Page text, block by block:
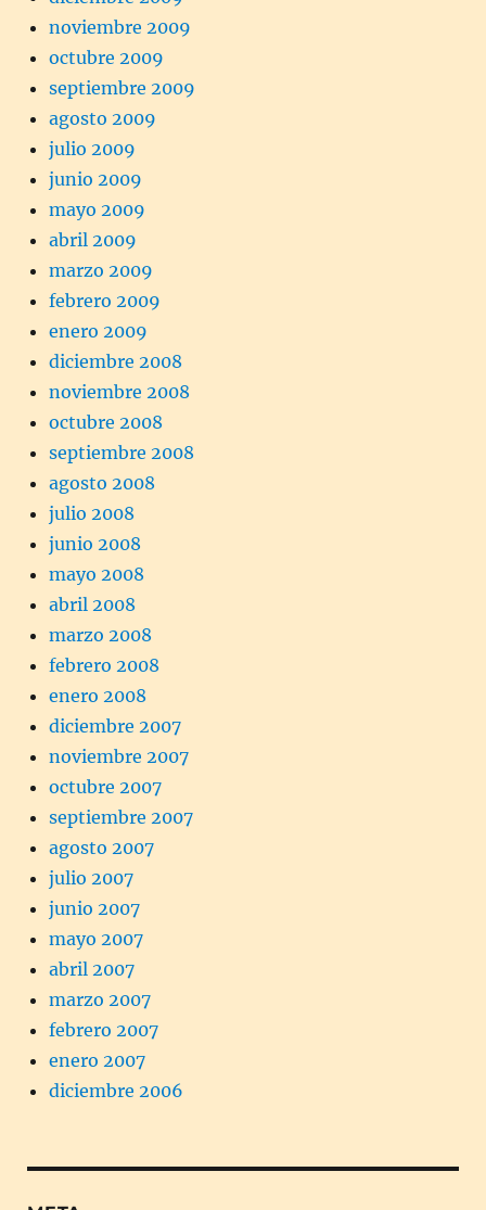
noviembre 2009
octubre 2009
septiembre 2009
agosto 2009
julio 2009
junio 2009
mayo 2009
abril 2009
marzo 2009
febrero 2009
enero 2009
diciembre 2008
noviembre 2008
octubre 2008
septiembre 2008
agosto 2008
julio 2008
junio 2008
mayo 2008
abril 2008
marzo 2008
febrero 2008
enero 2008
diciembre 2007
noviembre 2007
octubre 2007
septiembre 2007
agosto 2007
julio 2007
junio 2007
mayo 2007
abril 2007
marzo 2007
febrero 2007
enero 2007
diciembre 2006